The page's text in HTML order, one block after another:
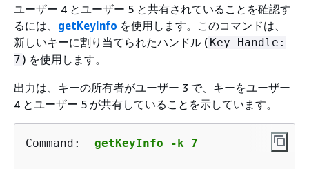
ユーザー 4 とユーザー 5 と共有されていることを確認す
るには、 getKeyInfo を使用します。このコマンドは、
新しいキーに割り当てられたハンドル ( Key Handle:
7 ) を使用します。
出力は、キーの所有者がユーザー 3 で、キーをユーザー
4 とユーザー 5 が共有していることを示しています。
Command: getKeyInfo -k 7